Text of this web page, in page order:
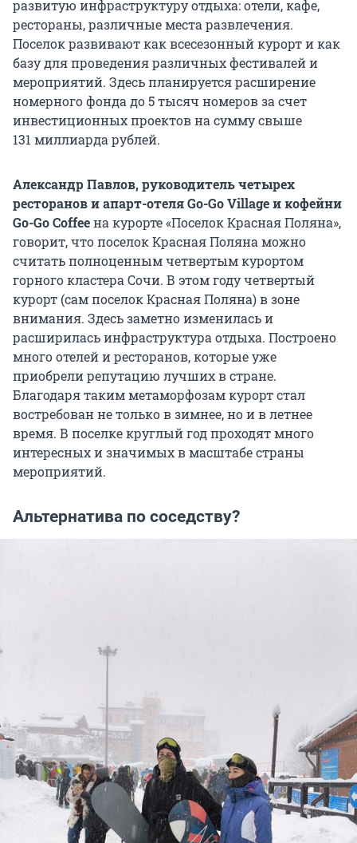
развитую инфраструктуру отдыха: отели, кафе,
рестораны, различные места развлечения.
Поселок развивают как всесезонный курорт и как
базу для проведения различных фестивалей и
мероприятий. Здесь планируется расширение
номерного фонда до5 тысяч номеров за счет
инвестиционных проектов на сумму свыше
131 миллиарда рублей.
Александр Павлов, руководитель четырех
ресторанов и апарт-отеля Go-Go Village и кофейни
Go-Go Coffeeна курорте «Поселок Красная Поляна»,
говорит, что поселок Красная Поляна можно
считать полноценным четвертым курортом
горного кластера Сочи. В этом году четвертый
курорт (сам поселок Красная Поляна) в зоне
внимания. Здесь заметно изменилась и
расширилась инфраструктура отдыха. Построено
много отелей и ресторанов, которые уже
приобрели репутацию лучших в стране.
Благодаря таким метаморфозам курорт стал
востребован не только в зимнее, но и в летнее
время. В поселке круглый год проходят много
интересных и значимых в масштабе страны
мероприятий.
Альтернатива по соседству?